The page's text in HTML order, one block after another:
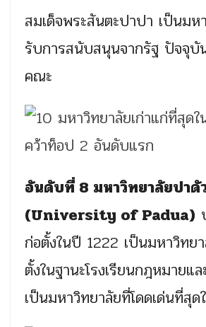
สมเด็จพระสันตะปาปา เป็นมห
รับการสนับสนุนจากรัฐ ปัจจุบั
คณะ
อันดับที่ 8 มหาวิทยาลัยปาดั
(University of Padua)
ก่อตั้งในปี 1222 เป็นมหาวิทย
ตั้งในฐานะโรงเรียนกฎหมายแ
เป็นมหาวิทยาลัยที่โดดเด่นที่สุ